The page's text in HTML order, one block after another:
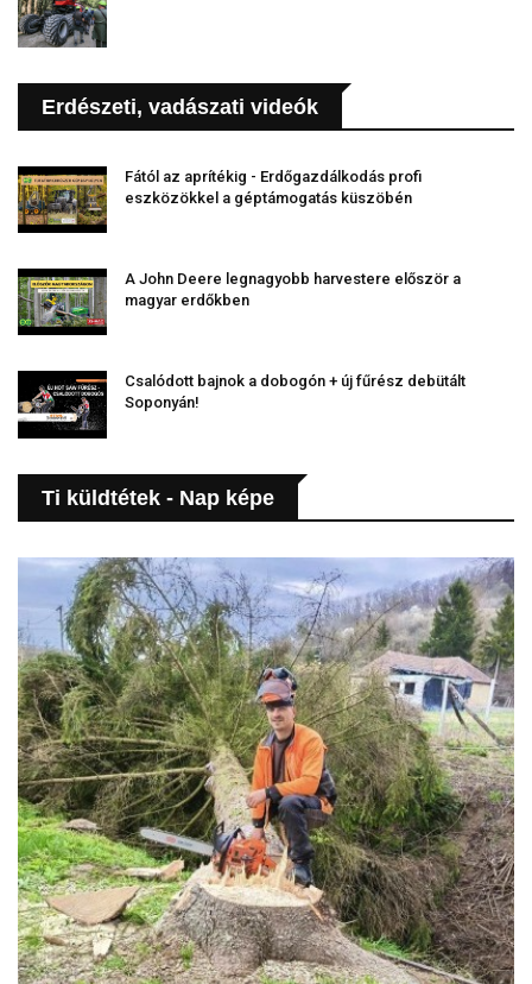
Erdészeti, vadászati videók
Fától az aprítékig - Erdőgazdálkodás profi
eszközökkel a géptámogatás küszöbén
A John Deere legnagyobb harvestere először a
magyar erdőkben
Csalódott bajnok a dobogón + új fűrész debütált
Soponyán!
Ti küldtétek - Nap képe